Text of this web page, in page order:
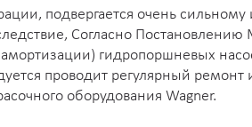
подвергается очень сильному
Согласно Постановлению
гидропоршневых
проводит регулярный ремонт
оборудования Wagner.